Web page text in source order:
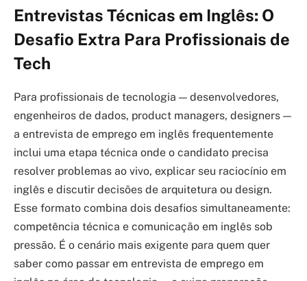
Entrevistas Técnicas em Inglês: O
Desafio Extra Para Profissionais de
Tech
Para profissionais de tecnologia — desenvolvedores,
engenheiros de dados, product managers, designers —
a entrevista de emprego em inglês frequentemente
inclui uma etapa técnica onde o candidato precisa
resolver problemas ao vivo, explicar seu raciocínio em
inglês e discutir decisões de arquitetura ou design.
Esse formato combina dois desafios simultaneamente:
competência técnica e comunicação em inglês sob
pressão. É o cenário mais exigente para quem quer
saber como passar em entrevista de emprego em